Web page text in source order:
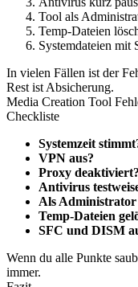
Tool als
Temp-Dateien
Systemdateien
In vielen Fällen ist der
Rest ist Absicherung.
Media Creation Tool
Checkliste
Systemzeit
VPN aus?
Proxy deaktiviert?
Antivirus
Als Administrator
Temp-Dateien
SFC und DISM
Wenn du alle Punkte
immer.